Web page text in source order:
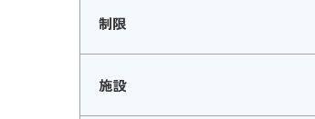
制限
施設